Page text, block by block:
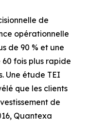
de
opérationnelle
de 90 % et une
fois plus rapide
Une étude TEI
que les clients
de
Quantexa